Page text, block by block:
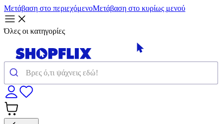
Μετάβαση στο περιεχόμενοΜετάβαση στο κυρίως μενού
Όλες οι κατηγορίες